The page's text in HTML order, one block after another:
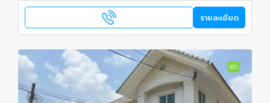
รายละเอียด
เช่า